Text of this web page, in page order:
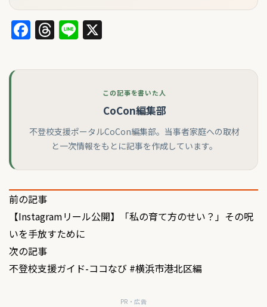
Facebook
Threads
Line
この記事を書いた人
CoCon編集部
不登校支援ポータルCoCon編集部。当事者家庭への取材
と一次情報をもとに記事を作成しています。
投
稿
ナ
ビ
前の記事
【Instagramリール公開】「私の育て方のせい？」その呪
いを手放すために
次の記事
不登校支援ガイド-ココなび #横浜市港北区編
PR・広告